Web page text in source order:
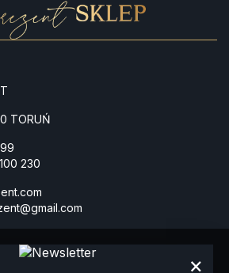
TORUŃ
230
×